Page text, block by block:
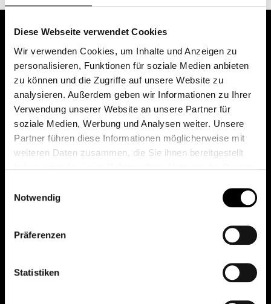
Diese Webseite verwendet Cookies
Wir verwenden Cookies, um Inhalte und Anzeigen zu
personalisieren, Funktionen für soziale Medien anbieten
zu können und die Zugriffe auf unsere Website zu
analysieren. Außerdem geben wir Informationen zu Ihrer
Verwendung unserer Website an unsere Partner für
soziale Medien, Werbung und Analysen weiter. Unsere
Partner führen diese Informationen möglicherweise mit
weiteren Daten zusammen, die Sie ihnen bereitgestellt
Notwendig
Präferenzen
Statistiken
Das erste Depot in Österreich mit 0€ Kontoführung,
0€ Ausgabeaufschlag und 0€ Depotgebühren bei
knapp 2000 Fonds und 0€ Orderspesen.
All rights reserved.